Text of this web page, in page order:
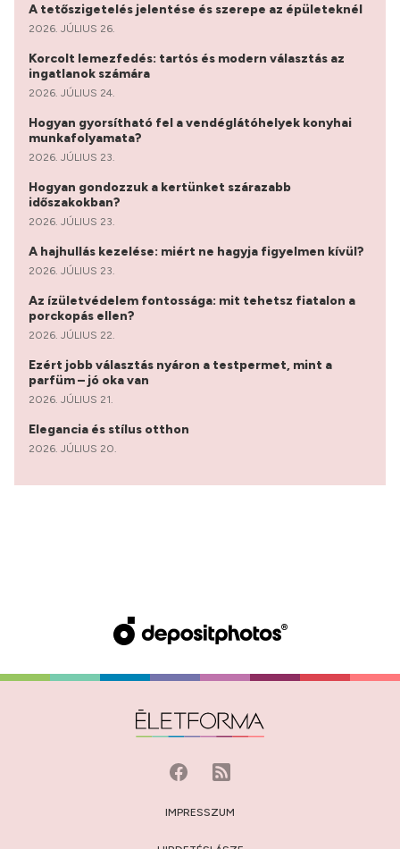
A tetőszigetelés jelentése és szerepe az épületeknél
2026. JÚLIUS 26.
Korcolt lemezfedés: tartós és modern választás az
ingatlanok számára
2026. JÚLIUS 24.
Hogyan gyorsítható fel a vendéglátóhelyek konyhai
munkafolyamata?
2026. JÚLIUS 23.
Hogyan gondozzuk a kertünket szárazabb
időszakokban?
2026. JÚLIUS 23.
A hajhullás kezelése: miért ne hagyja figyelmen kívül?
2026. JÚLIUS 23.
Az ízületvédelem fontossága: mit tehetsz fiatalon a
porckopás ellen?
2026. JÚLIUS 22.
Ezért jobb választás nyáron a testpermet, mint a
parfüm – jó oka van
2026. JÚLIUS 21.
Elegancia és stílus otthon
2026. JÚLIUS 20.
IMPRESSZUM